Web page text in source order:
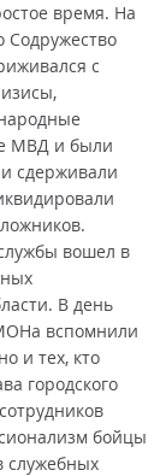
время. На
с
МВД и были
сдерживали
вошел в
В день
вспомнили
и тех, кто
городского
бойцы
служебных